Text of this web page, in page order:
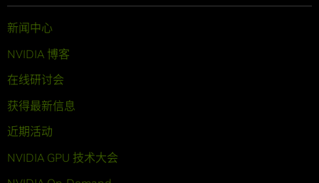
新闻中心
NVIDIA 博客
在线研讨会
获得最新信息
近期活动
NVIDIA GPU 技术大会